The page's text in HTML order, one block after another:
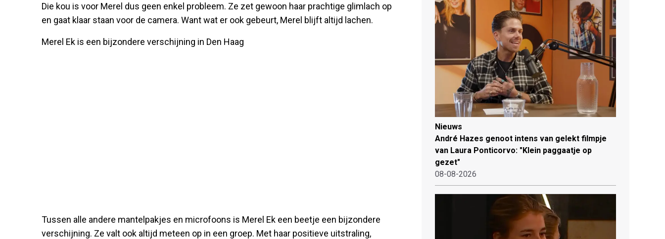
Die kou is voor Merel dus geen enkel probleem. Ze zet gewoon haar prachtige glimlach op
en gaat klaar staan voor de camera. Want wat er ook gebeurt, Merel blijft altijd lachen.
Merel Ek is een bijzondere verschijning in Den Haag
Tussen alle andere mantelpakjes en microfoons is Merel Ek een beetje een bijzondere
verschijning. Ze valt ook altijd meteen op in een groep. Met haar positieve uitstraling,
Nieuws
André Hazes genoot intens van gelekt filmpje
van Laura Ponticorvo: "Klein paggaatje op
gezet"
08-08-2026